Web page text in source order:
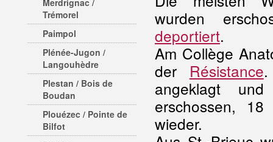
Merdrignac /
Trémorel
Paimpol
Plénée-Jugon /
Langouhèdre
Plestan / Bois de
Boudan
Plouézec / Pointe de
Bilfot
wurden
deportiert.
Am Collège
der Résistance
angeklagt
erschossen,
wieder.